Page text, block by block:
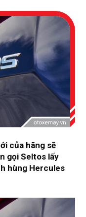
của hãng sẽ
gọi Seltos lấy
hùng Hercules